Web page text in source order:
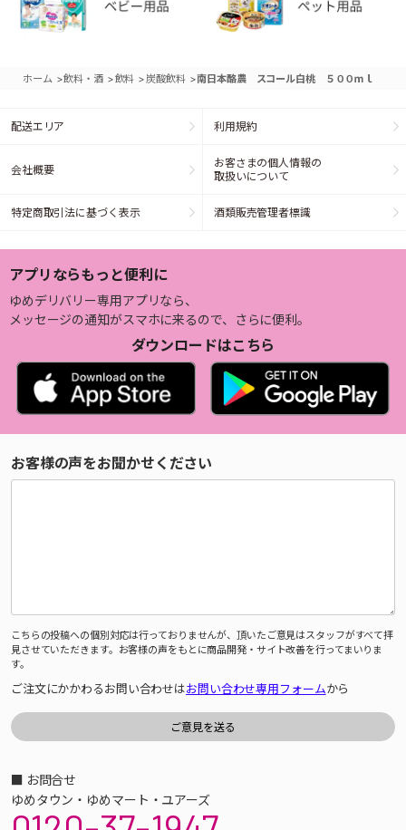
ホーム >飲料・酒 >飲料 > 炭酸飲料 >南日本酪農 スコール白桃 ５００ｍｌ
配送エリア 利用規約
会社概要
お客さまの個人情報の
取扱いについて
特定商取引法に基づく表示 酒類販売管理者標識
アプリならもっと便利に
ゆめデリバリー専用アプリなら、
メッセージの通知がスマホに来るので、さらに便利。
ダウンロードはこちら
お客様の声をお聞かせください
こちらの投稿への個別対応は行っておりませんが、頂いたご意見はスタッフがすべて拝
見させていただきます。お客様の声をもとに商品開発・サイト改善を行ってまいりま
す。
ご注文にかかわるお問い合わせはお問い合わせ専用フォームから
■ お問合せ
ゆめタウン・ゆめマート・ユアーズ